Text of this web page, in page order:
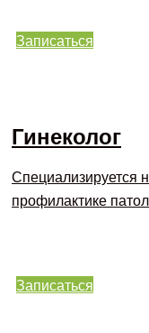
Записаться
Гинеколог
Специализируется
профилактике
Записаться